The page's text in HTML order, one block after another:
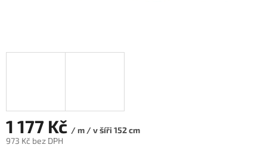
1 177 Kč / m / v šíři 152 cm
973 Kč bez DPH